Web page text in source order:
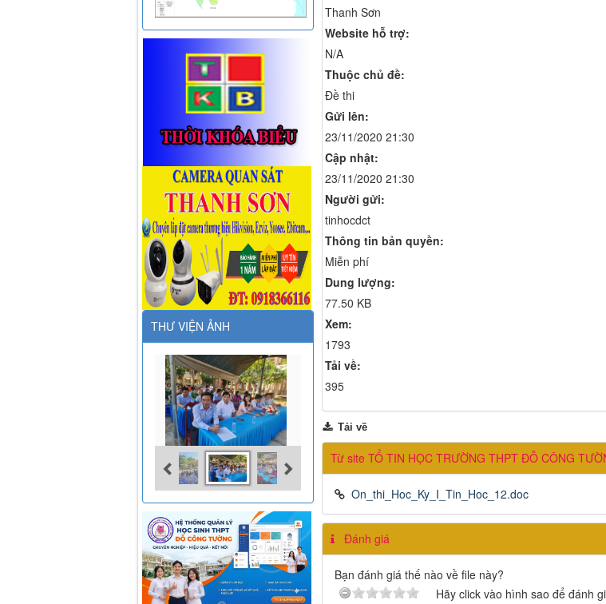
Thanh Sơn
Website hỗ trợ:
N/A
Thuộc chủ đề:
Đề thi
Gửi lên:
23/11/2020 21:30
Cập nhật:
23/11/2020 21:30
Người gửi:
tinhocdct
Thông tin bản quyền:
Miễn phí
Dung lượng:
77.50 KB
Xem:
1793
Tải về:
395
Tải về
Từ site TỔ TIN HỌC TRƯỜNG THPT ĐỖ CÔNG
On_thi_Hoc_Ky_I_Tin_Hoc_12.doc
Đánh giá
Bạn đánh giá thế nào về file này?
Hãy click vào hình sao để đánh
THƯ VIỆN ẢNH